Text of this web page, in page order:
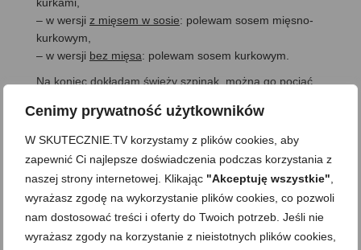
Cenimy prywatność użytkowników
W SKUTECZNIE.TV korzystamy z plików cookies, aby
zapewnić Ci najlepsze doświadczenia podczas korzystania z
naszej strony internetowej. Klikając "Akceptuję wszystkie"
wyrażasz zgodę na wykorzystanie plików cookies, co pozwoli
nam dostosować treści i oferty do Twoich potrzeb. Jeśli nie
wyrażasz zgody na korzystanie z nieistotnych plików cookies,
– w wersji z mięsem w sosie: polewam sosem mięsno-
kurkowym,
– w wersji bez mięsa: polewam sosem kurkowym.
Na koniec dokładam świeży szpinak, można go pociąć
póki gorące, pachnące i pełne smaku.